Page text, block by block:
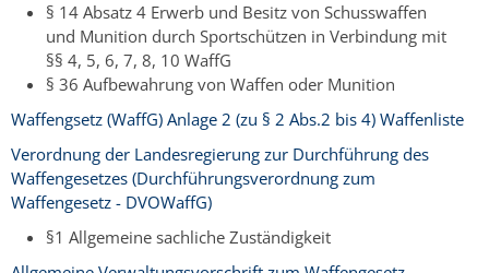
§ 14 Absatz 4 Erwerb und Besitz von Schusswaffen
und Munition durch Sportschützen in Verbindung mit
§§ 4, 5, 6, 7, 8, 10 WaffG
§ 36 Aufbewahrung von Waffen oder Munition
Waffengsetz (WaffG) Anlage 2 (zu § 2 Abs.2 bis 4) Waffenliste
Verordnung der Landesregierung zur Durchführung des
Waffengesetzes (Durchführungsverordnung zum
Waffengesetz - DVOWaffG)
§1 Allgemeine sachliche Zuständigkeit